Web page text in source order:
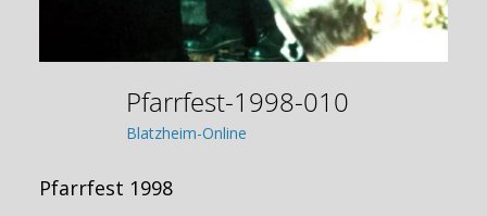
Pfarrfest-1998-010
Blatzheim-Online
Pfarrfest 1998